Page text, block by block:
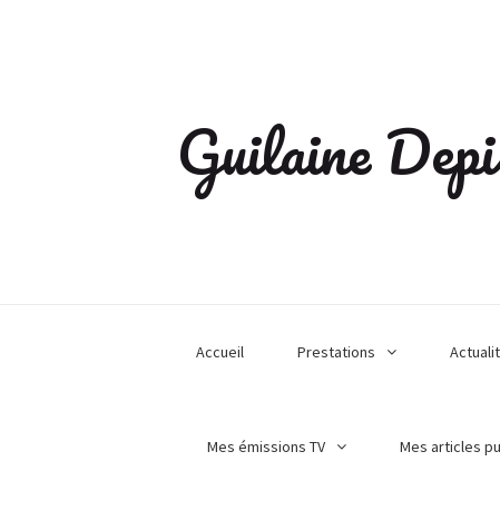
Guilaine
Accueil Prestations
Mes émissions TV Mes articles